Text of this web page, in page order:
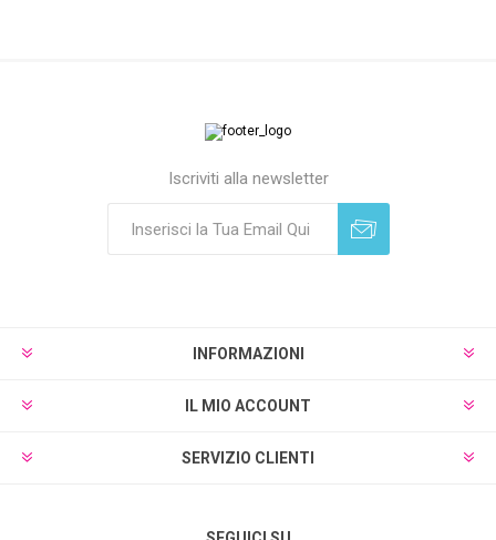
Iscriviti alla newsletter
INFORMAZIONI
IL MIO ACCOUNT
SERVIZIO CLIENTI